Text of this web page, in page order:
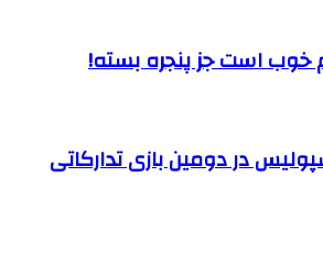
خوب است جز پنجره بسته!
در دومین بازی تدارکاتی